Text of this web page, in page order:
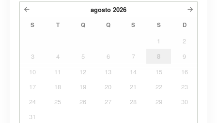
agosto 2026
S T Q Q S S D
1
2
3
4 5 6 7 8
9
10
11 12 13 14 15
16
17
18 19 20 21 22
23
24
25 26 27 28 29
30
31